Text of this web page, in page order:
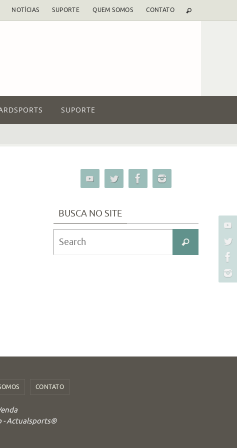
NOTÍCIAS SUPORTE QUEM SOMOS CONTATO
SUPORTE
BUSCA NO SITE
Search
Search
CONTATO
- Actualsports®